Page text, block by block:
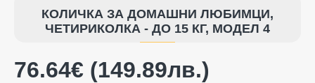
КОЛИЧКА ЗА ДОМАШНИ ЛЮБИМЦИ,
ЧЕТИРИКОЛКА - ДО 15 КГ, МОДЕЛ 4
76.64€ (149.89лв.)